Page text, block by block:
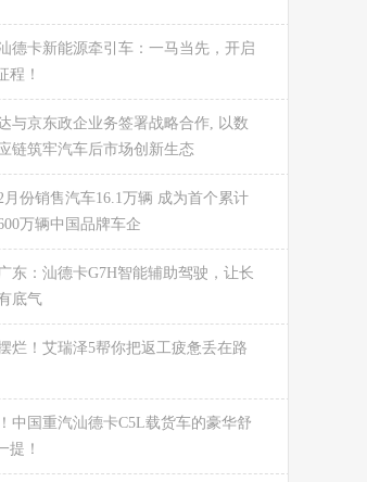
德卡新能源牵引车：一马当先，开启
程！
与京东政企业务签署战略合作, 以数
链筑牢汽车后市场创新生态
月份销售汽车16.1万辆 成为首个累计
万辆中国品牌车企
东：汕德卡G7H智能辅助驾驶，让长
底气
烂！艾瑞泽5帮你把返工疲惫丢在路
中国重汽汕德卡C5L载货车的豪华舒
提！